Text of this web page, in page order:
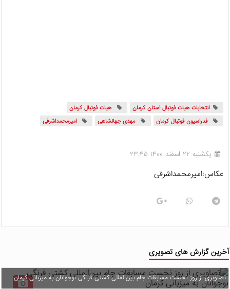
انتخابات هیات فوتبال استان کرمان
هیات فوتبال کرمان
فدراسیون فوتبال کرمان
مهدی جهانشاهی امیرمحمداشرفی
یکشنبه ۲۲ اسفند ۱۴۰۰ ۲۳:۴۵
عکاس:امیرمحمداشرفی
آخرین گزارش های تصویری
تصاویری از روز نخست مسابقات جام بین‌المللی کشتی فرنگی نوجوانان به میزبانی کرمان